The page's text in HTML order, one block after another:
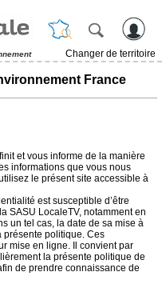
Changer de territoire
France
et vous informe de la manière
informations que vous nous
le présent site accessible à
est susceptible d’être
SASU LocaleTV, notamment en
un tel cas, la date de sa mise à
présente politique. Ces
mise en ligne. Il convient par
la présente politique de
de prendre connaissance de